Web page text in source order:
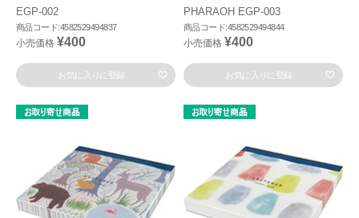
EGP-002
商品コード:4582529494837
小売価格 ¥400
お気に入りに登録
PHARAOH EGP-003
商品コード:4582529494844
小売価格 ¥400
お気に入りに登録